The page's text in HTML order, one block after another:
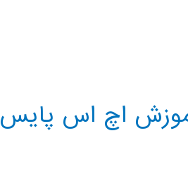
اچ اس پایس